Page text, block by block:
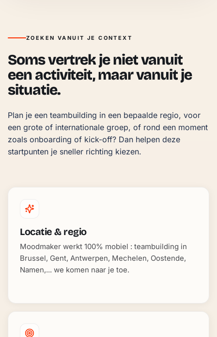
ZOEKEN VANUIT JE CONTEXT
Soms vertrek je niet vanuit
een activiteit, maar vanuit je
situatie.
Plan je een teambuilding in een bepaalde regio, voor
een grote of internationale groep, of rond een moment
zoals onboarding of kick-off? Dan helpen deze
startpunten je sneller richting kiezen.
Locatie & regio
Moodmaker werkt 100% mobiel : teambuilding in
Brussel, Gent, Antwerpen, Mechelen, Oostende,
Namen,... we komen naar je toe.